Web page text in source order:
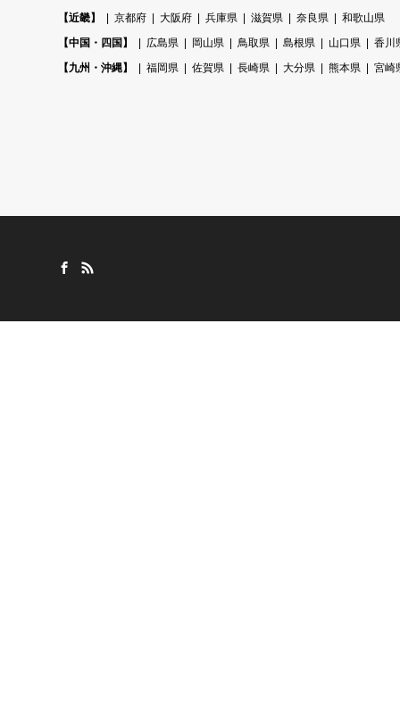
【近畿】
京都府 大阪府 兵庫県 滋賀県 奈良県
和歌山県
【中国・四国】
広島県 岡山県 鳥取県 島根県 山口県
香川
【九州・沖縄】
福岡県 佐賀県 長崎県 大分県 熊本県 宮崎